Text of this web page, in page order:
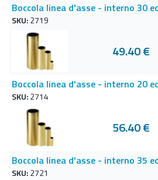
Boccola linea d'asse - interno 30
SKU:2719
49.40 €
Boccola linea d'asse - interno 20
SKU:2714
56.40 €
Boccola linea d'asse - interno 35
SKU:2721